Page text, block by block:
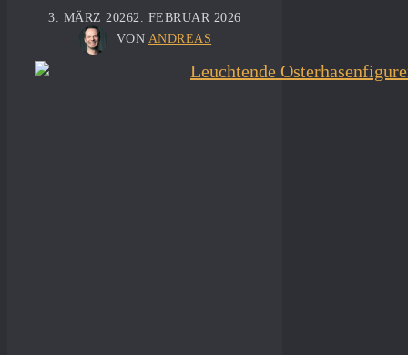
3. MÄRZ 20262. FEBRUAR 2026
VON ANDREAS